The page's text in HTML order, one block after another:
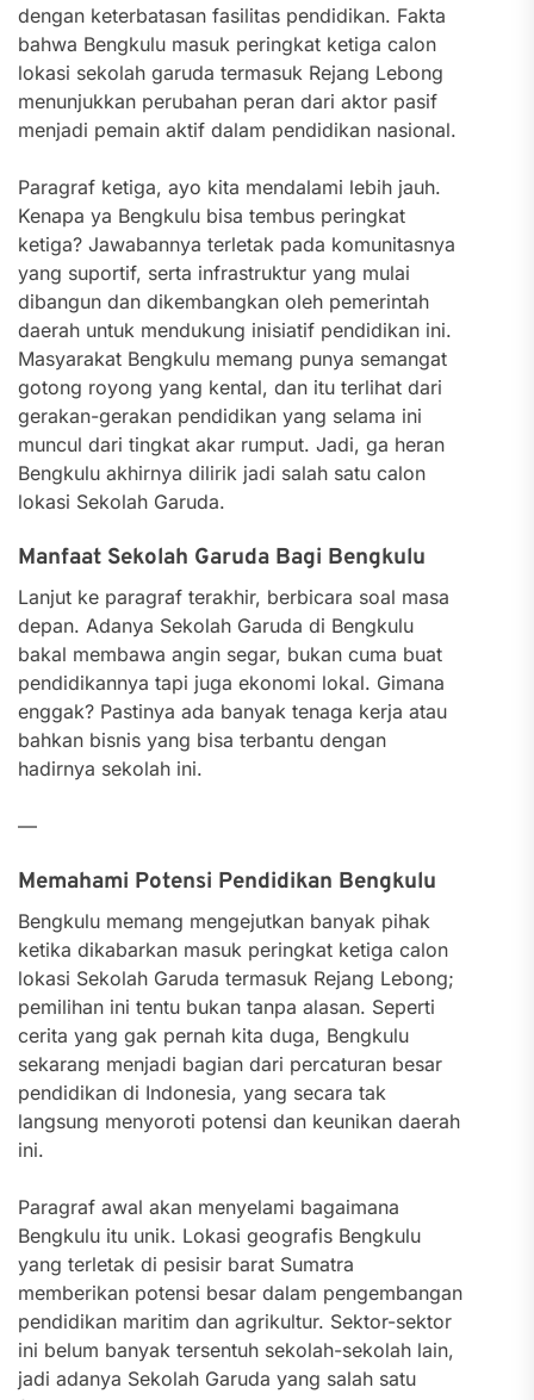
dengan keterbatasan fasilitas pendidikan. Fakta
bahwa Bengkulu masuk peringkat ketiga calon
lokasi sekolah garuda termasuk Rejang Lebong
menunjukkan perubahan peran dari aktor pasif
menjadi pemain aktif dalam pendidikan nasional.
Paragraf ketiga, ayo kita mendalami lebih jauh.
Kenapa ya Bengkulu bisa tembus peringkat
ketiga? Jawabannya terletak pada komunitasnya
yang suportif, serta infrastruktur yang mulai
dibangun dan dikembangkan oleh pemerintah
daerah untuk mendukung inisiatif pendidikan ini.
Masyarakat Bengkulu memang punya semangat
gotong royong yang kental, dan itu terlihat dari
gerakan-gerakan pendidikan yang selama ini
muncul dari tingkat akar rumput. Jadi, ga heran
Bengkulu akhirnya dilirik jadi salah satu calon
lokasi Sekolah Garuda.
Manfaat Sekolah Garuda Bagi Bengkulu
Lanjut ke paragraf terakhir, berbicara soal masa
depan. Adanya Sekolah Garuda di Bengkulu
bakal membawa angin segar, bukan cuma buat
pendidikannya tapi juga ekonomi lokal. Gimana
enggak? Pastinya ada banyak tenaga kerja atau
bahkan bisnis yang bisa terbantu dengan
hadirnya sekolah ini.
—
Memahami Potensi Pendidikan Bengkulu
Bengkulu memang mengejutkan banyak pihak
ketika dikabarkan masuk peringkat ketiga calon
lokasi Sekolah Garuda termasuk Rejang Lebong;
pemilihan ini tentu bukan tanpa alasan. Seperti
cerita yang gak pernah kita duga, Bengkulu
sekarang menjadi bagian dari percaturan besar
pendidikan di Indonesia, yang secara tak
langsung menyoroti potensi dan keunikan daerah
ini.
Paragraf awal akan menyelami bagaimana
Bengkulu itu unik. Lokasi geografis Bengkulu
yang terletak di pesisir barat Sumatra
memberikan potensi besar dalam pengembangan
pendidikan maritim dan agrikultur. Sektor-sektor
ini belum banyak tersentuh sekolah-sekolah lain,
jadi adanya Sekolah Garuda yang salah satu